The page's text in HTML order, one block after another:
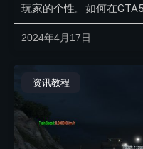
玩家的个性。如何在
2024年4月17日
资讯教程